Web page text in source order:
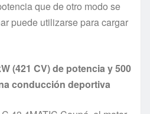
que de otro modo se
puede utilizarse para cargar
(421 CV) de potencia y 500
conducción deportiva